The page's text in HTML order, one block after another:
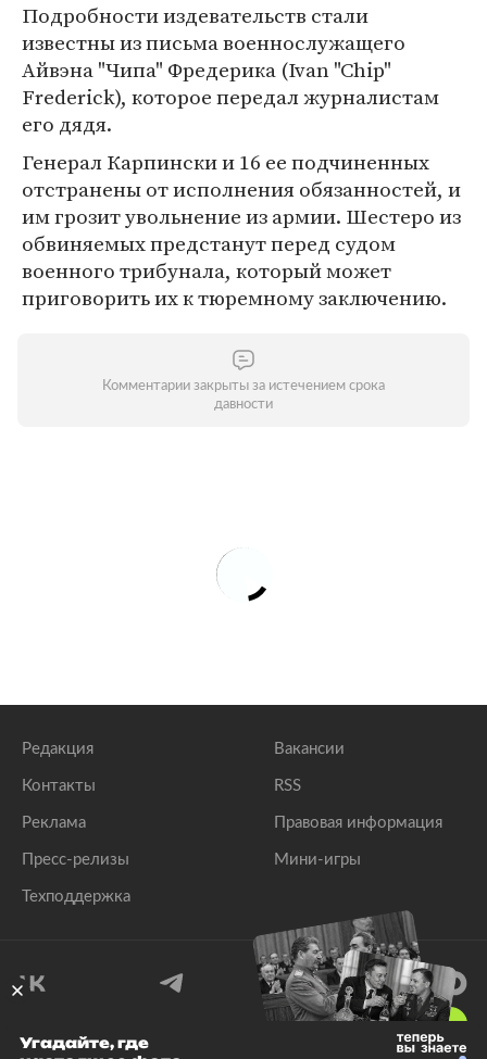
Подробности издевательств стали
известны из письма военнослужащего
Айвэна "Чипа" Фредерика (Ivan "Chip"
Frederick), которое передал журналистам
его дядя.
Генерал Карпински и 16 ее подчиненных
отстранены от исполнения обязанностей, и
им грозит увольнение из армии. Шестеро из
обвиняемых предстанут перед судом
военного трибунала, который может
приговорить их к тюремному заключению.
Комментарии закрыты за истечением срока
давности
Редакция
Контакты
Реклама
Пресс-релизы
Техподдержка
Вакансии
RSS
Правовая информация
Мини-игры
Угадайте, где